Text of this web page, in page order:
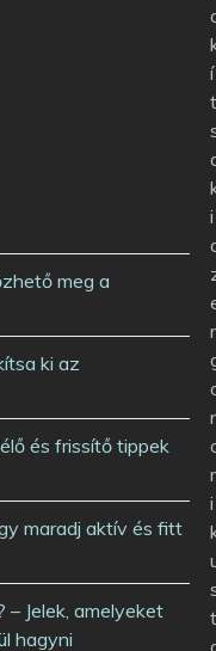
meg a
ki az
és frissítő tippek
maradj aktív és fitt
Jelek, amelyeket
hagyni
í
i
r
i